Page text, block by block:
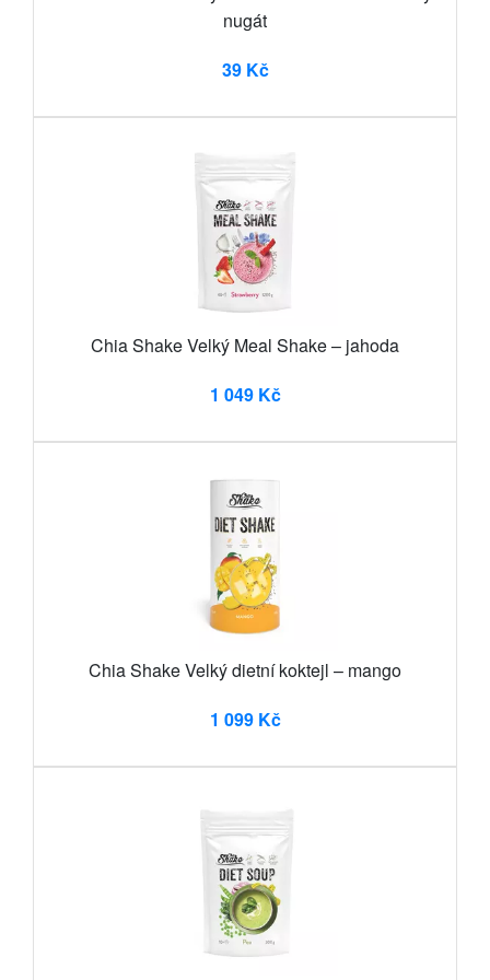
nugát
39 Kč
Chia Shake Velký Meal Shake – jahoda
1 049 Kč
Chia Shake Velký dietní koktejl – mango
1 099 Kč